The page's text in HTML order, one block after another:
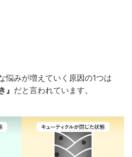
悩みが増えていく原因の1つは
』 だと言われています。